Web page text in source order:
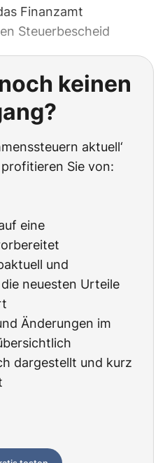
Finanzamt
Steuerbescheid
keinen
aktuell‘
profitieren Sie von:
eine
und
neuesten Urteile
Änderungen im
dargestellt und kurz